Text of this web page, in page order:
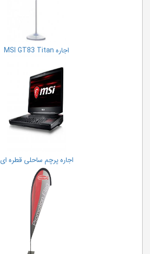
اجاره MSI GT83 Titan
اجاره پرچم ساحلی قطره ای